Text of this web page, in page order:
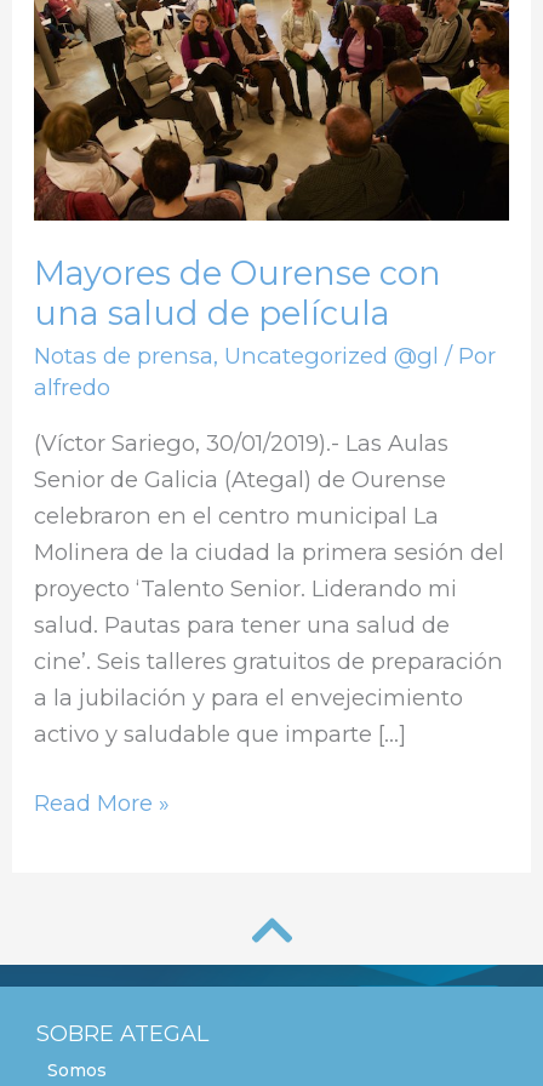
Mayores de Ourense con
una salud de película
Notas de prensa, Uncategorized @gl / Por
alfredo
(Víctor Sariego, 30/01/2019).- Las Aulas
Senior de Galicia (Ategal) de Ourense
celebraron en el centro municipal La
Molinera de la ciudad la primera sesión del
proyecto ‘Talento Senior. Liderando mi
salud. Pautas para tener una salud de
cine’. Seis talleres gratuitos de preparación
a la jubilación y para el envejecimiento
activo y saludable que imparte […]
con
una
salud
de
película
Read More »
SOBRE ATEGAL
Somos